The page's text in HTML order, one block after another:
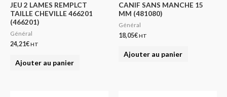
JEU 2 LAMES REMPLCT
TAILLE CHEVILLE 466201
(466201)
Général
24,21€HT
Ajouter au panier
CANIF SANS MANCHE 15
MM (481080)
Général
18,05€HT
Ajouter au panier